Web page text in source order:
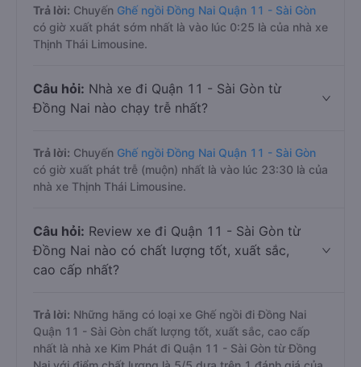
Trả lời: Chuyến Ghế ngồi Đồng Nai Quận 11 - Sài Gòn
có giờ xuất phát sớm nhất là vào lúc 0:25 là của nhà xe
Thịnh Thái Limousine.
Câu hỏi: Nhà xe đi Quận 11 - Sài Gòn từ
Đồng Nai nào chạy trễ nhất?
Trả lời: Chuyến Ghế ngồi Đồng Nai Quận 11 - Sài Gòn
có giờ xuất phát trễ (muộn) nhất là vào lúc 23:30 là của
nhà xe Thịnh Thái Limousine.
Câu hỏi: Review xe đi Quận 11 - Sài Gòn từ
Đồng Nai nào có chất lượng tốt, xuất sắc,
cao cấp nhất?
Trả lời: Những hãng có loại xe Ghế ngồi đi Đồng Nai
Quận 11 - Sài Gòn chất lượng tốt, xuất sắc, cao cấp
nhất là nhà xe Kim Phát đi Quận 11 - Sài Gòn từ Đồng